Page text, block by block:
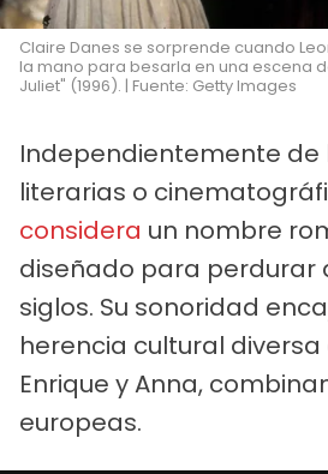
Claire Danes se sorprende cuando
la mano para besarla en una escena
Juliet" (1996). | Fuente: Getty Images
Independientemente de
literarias o
considera un nombre
diseñado para perdurar
siglos. Su sonoridad
herencia cultural diversa
Enrique y Anna,
europeas.